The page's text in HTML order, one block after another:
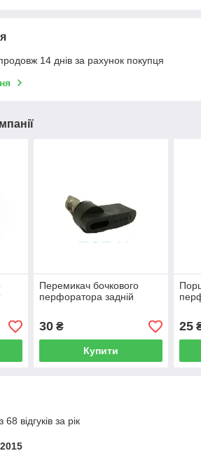
14 днів за рахунок покупця
Перемикач бочкового
перфоратора задній
30₴
Купити
25
відгуків за рік